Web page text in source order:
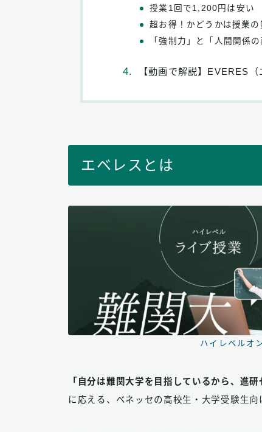
授業1回で1,200円は安い
超お得！かどうかは授業の
「強制力」と「人間関係
【動画で解説】EVERES
エベレスとは
ハイレベルオ
「自分は難関大学を目指しているから、進
に応える、ベネッセの高校生・大学受験生向